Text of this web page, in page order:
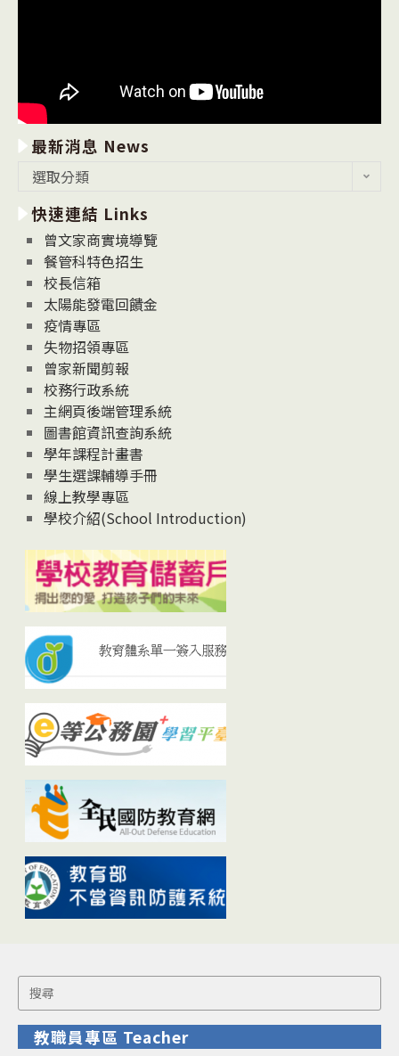
最新消息 News
消
息
News
選取分類
快速連結 Links
曾文家商實境導覽
餐管科特色招生
校長信箱
太陽能發電回饋金
疫情專區
失物招領專區
曾家新聞剪報
校務行政系統
主網頁後端管理系統
圖書館資訊查詢系統
學年課程計畫書
學生選課輔導手冊
線上教學專區
學校介紹(School Introduction)
Search
for:
教職員專區 Teacher